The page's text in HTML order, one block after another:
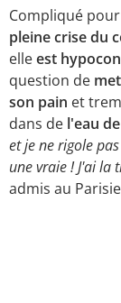
Compliqué
pleine crise du
elleest
question de
son pain et
dans de l'eau
et je ne rigole
une vraie ! J'ai la
admis au